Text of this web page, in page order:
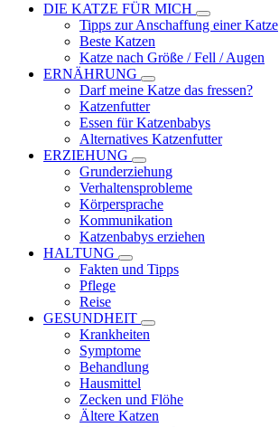
DIE KATZE FÜR MICH
Tipps zur Anschaffung einer Katze
Beste Katzen
Katze nach Größe / Fell / Augen
ERNÄHRUNG
Darf meine Katze das fressen?
Katzenfutter
Essen für Katzenbabys
Alternatives Katzenfutter
ERZIEHUNG
Grunderziehung
Verhaltensprobleme
Körpersprache
Kommunikation
Katzenbabys erziehen
HALTUNG
Fakten und Tipps
Pflege
Reise
GESUNDHEIT
Krankheiten
Symptome
Behandlung
Hausmittel
Zecken und Flöhe
Ältere Katzen